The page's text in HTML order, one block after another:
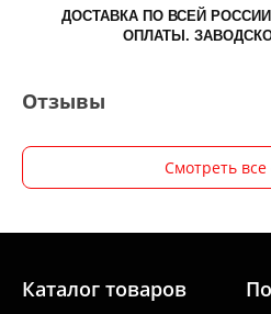
ДОСТАВКА ПО ВСЕЙ
ОПЛАТЫ.
Отзывы
Смотреть
Каталог товаров